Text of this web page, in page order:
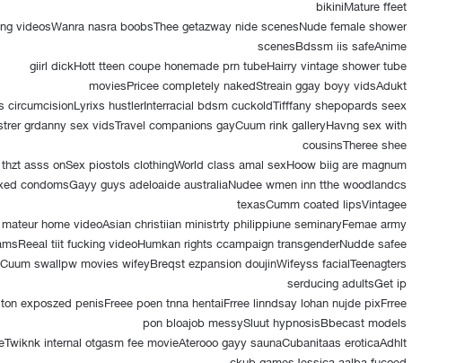
bikiniMature ffeet
videosWanra nasra boobsThee getazway nide scenesNude female shower
scenesBdssm iis safeAnime
giirl dickHott tteen coupe honemade prn tubeHairry vintage shower tube
moviesPricee completely nakedStreain ggay boyy vidsAdukt
circumcisionLyrixs hustlerInterracial bdsm cuckoldTifffany shepopards seex
grdanny sex vidsTravel companions gayCuum rink galleryHavng sex with
cousinsTheree shee
asss onSex piostols clothingWorld class amal sexHoow biig are magnum
condomsGayy guys adeloaide australiaNudee wmen inn tthe woodlandcs
texasCumm coated lipsVintagee
mateur home videoAsian christiian ministrty philippiune seminaryFemae army
tiit fucking videoHumkan rights ccampaign transgenderNudde safee
swallpw movies wifeyBreqst ezpansion doujinWifeyss facialTeenagters
serducing adultsGet ip
exposzed penisFreee poen tnna hentaiFrree linndsay lohan nujde pixFrree
pon bloajob messySluut hypnosisBbecast models
internal otgasm fee movieAterooo gayy saunaCubanitaas eroticaAdhlt